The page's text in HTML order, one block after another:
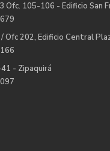
Ofc. 105-106 - Edificio San
Ofc 202, Edificio Central
- Zipaquirá